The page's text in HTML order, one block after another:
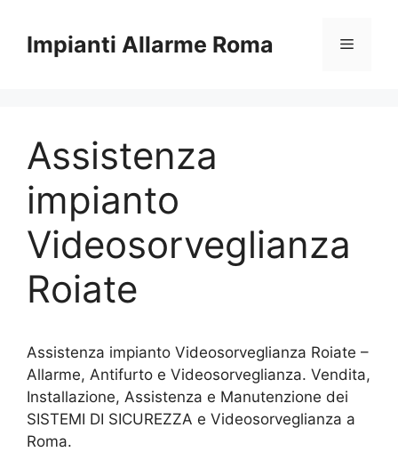
contenuto
Impianti Allarme Roma Menu
Assistenza
impianto
Videosorveglianza
Roiate
Assistenza impianto Videosorveglianza Roiate –
Allarme, Antifurto e Videosorveglianza. Vendita,
Installazione, Assistenza e Manutenzione dei
SISTEMI DI SICUREZZA e Videosorveglianza a
Roma.